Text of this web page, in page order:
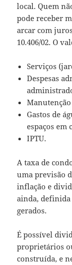
local. Quem
pode receber
arcar com
10.406/02. O
Serviços
Despesas
Gastos de
espaços em
IPTU.
A taxa de
uma previsão
inflação e
ainda, definida
gerados.
É possível
proprietários
construída, e